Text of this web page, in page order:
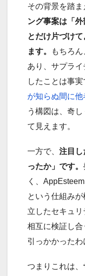
その背景を踏ま
ング事案は「外
とだけ片づけ
ます。
もちろ
あり、サプラ
したことは事実
が知らぬ間に
う構図は、奇
て見えます。
一方で、 注目し
ったか」です。
く、
という仕組み
立したセキュ
相互に検証し
引っかかったわ
つまりこれは、